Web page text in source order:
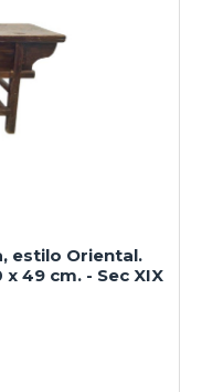
estilo Oriental.
49 cm. - Sec XIX